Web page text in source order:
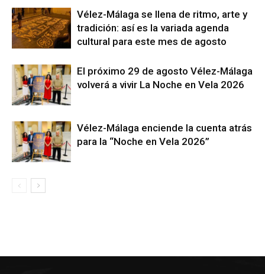
Vélez-Málaga se llena de ritmo, arte y
tradición: así es la variada agenda
cultural para este mes de agosto
El próximo 29 de agosto Vélez-Málaga
volverá a vivir La Noche en Vela 2026
Vélez-Málaga enciende la cuenta atrás
para la “Noche en Vela 2026”